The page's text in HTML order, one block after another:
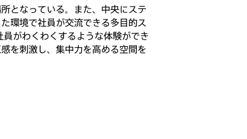
となっている。また、中央にステ
環境で社員が交流できる多目的ス
がわくわくするような体験ができ
を刺激し、集中力を高める空間を